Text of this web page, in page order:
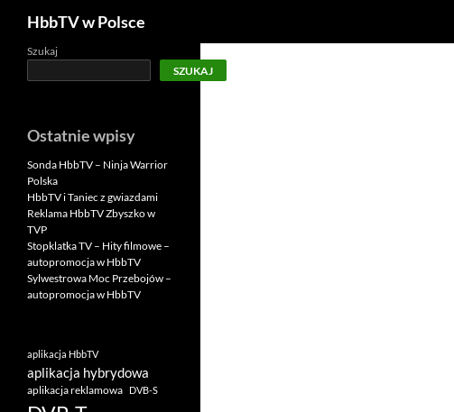
HbbTV w Polsce
Szukaj
SZUKAJ
Ostatnie wpisy
Sonda HbbTV – Ninja Warrior
Polska
HbbTV i Taniec z gwiazdami
Reklama HbbTV Zbyszko w
TVP
Stopklatka TV – Hity filmowe –
autopromocja w HbbTV
Sylwestrowa Moc Przebojów –
autopromocja w HbbTV
aplikacja HbbTV
aplikacja hybrydowa
aplikacja reklamowa DVB-S